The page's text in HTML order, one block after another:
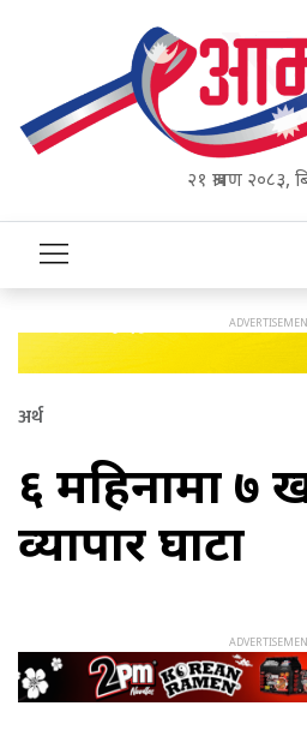
२१ श्रावण २०८३,
अर्थ
६ महिनामा ७
व्यापार घाटा